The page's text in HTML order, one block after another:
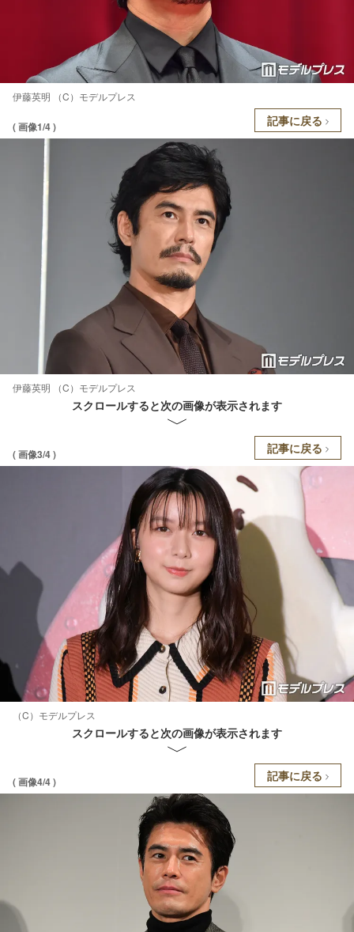
伊藤英明 （C）モデルプレス
( 画像1/4 ) 記事に戻る
伊藤英明 （C）モデルプレス
スクロールすると次の画像が表示されます
( 画像3/4 ) 記事に戻る
（C）モデルプレス
スクロールすると次の画像が表示されます
( 画像4/4 ) 記事に戻る